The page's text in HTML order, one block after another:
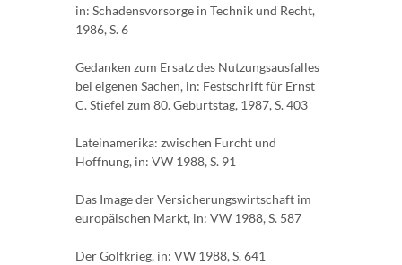
in: Schadensvorsorge in Technik und Recht,
1986, S. 6
Gedanken zum Ersatz des Nutzungsausfalles
bei eigenen Sachen, in: Festschrift für Ernst
C. Stiefel zum 80. Geburtstag, 1987, S. 403
Lateinamerika: zwischen Furcht und
Hoffnung, in: VW 1988, S. 91
Das Image der Versicherungswirtschaft im
europäischen Markt, in: VW 1988, S. 587
Der Golfkrieg, in: VW 1988, S. 641